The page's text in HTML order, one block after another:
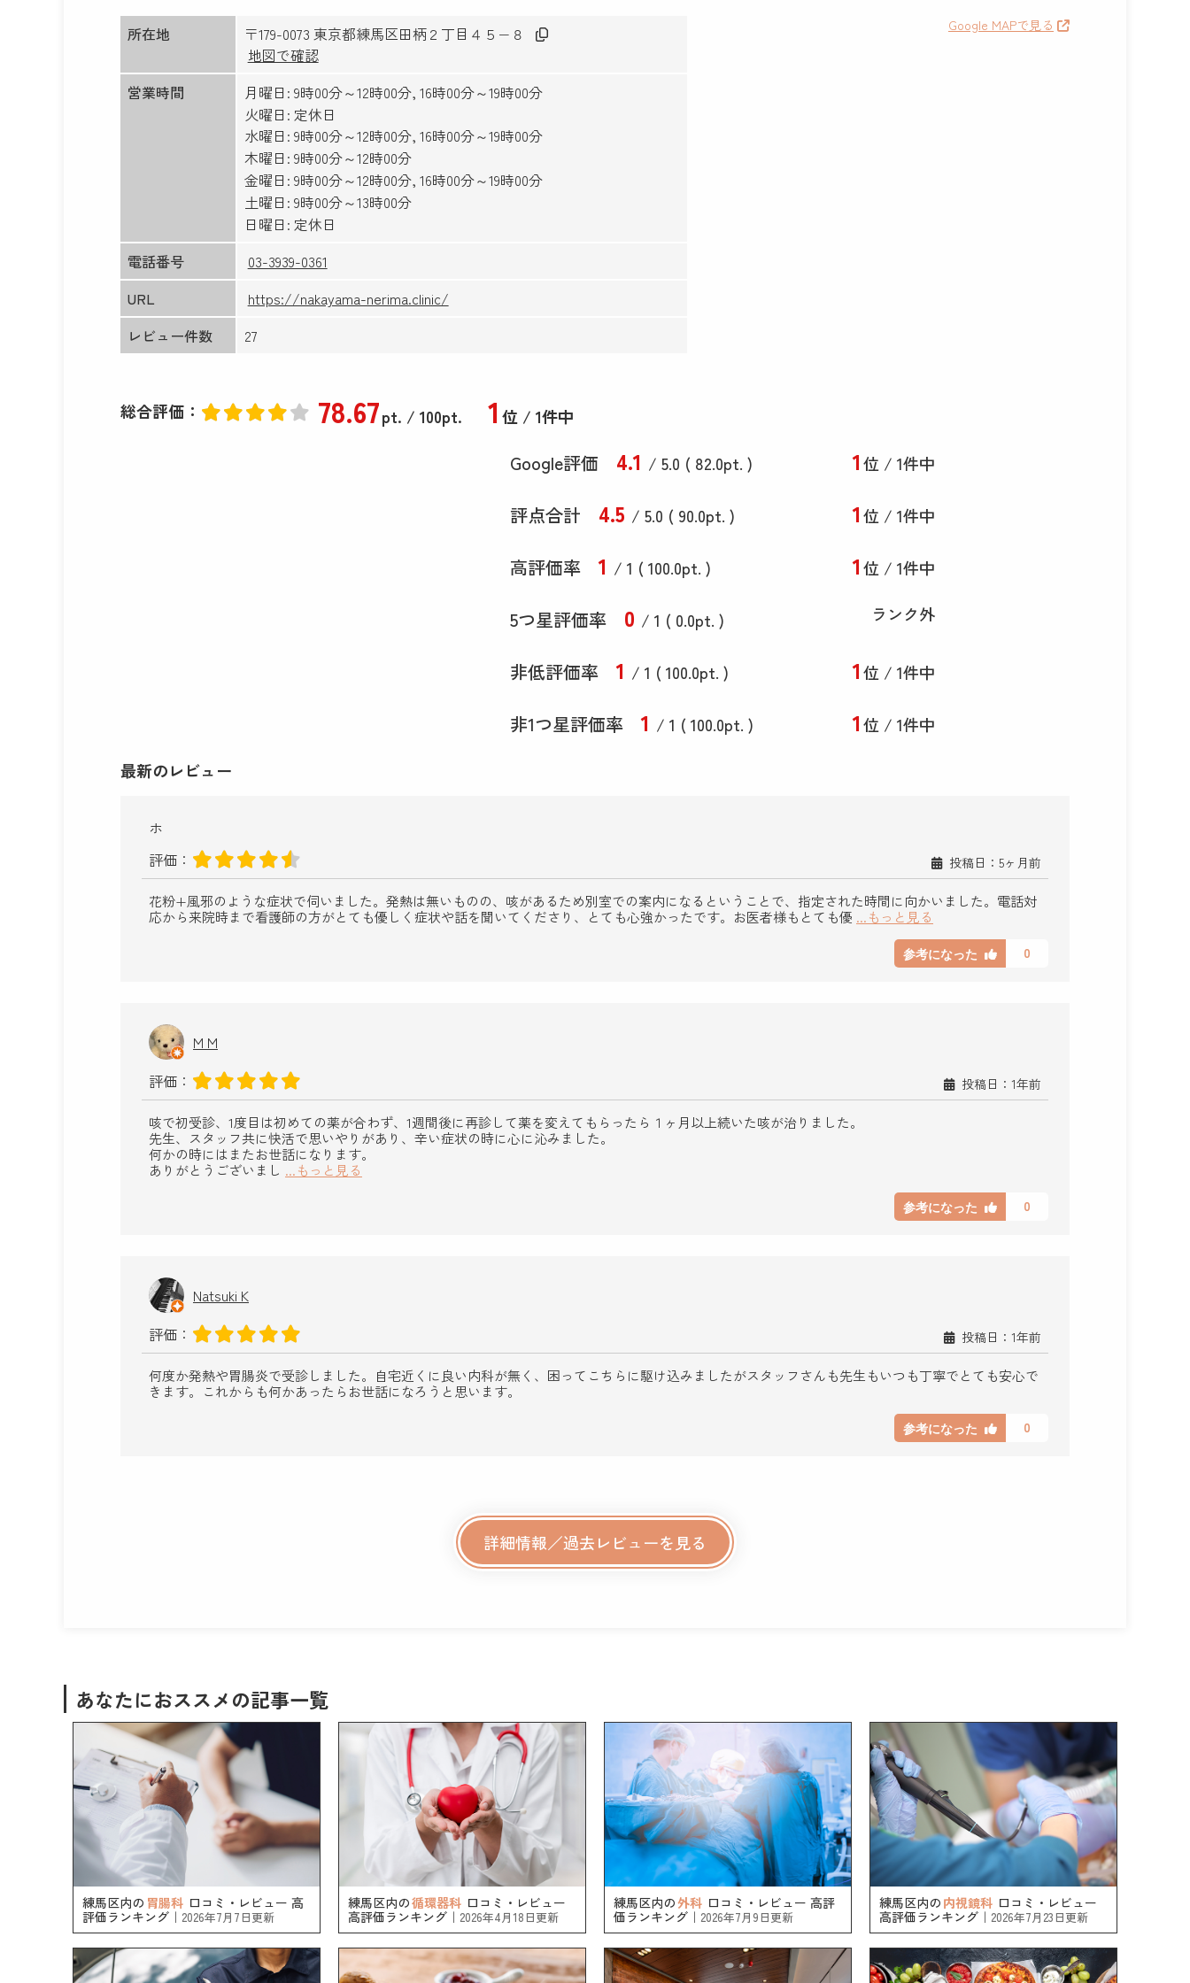
所在地
〒179-0073 東京都練馬区田柄２丁目４５−８
地図で確認
営業時間
月曜日: 9時00分～12時00分, 16時00分～19時00分
火曜日: 定休日
水曜日: 9時00分～12時00分, 16時00分～19時00分
木曜日: 9時00分～12時00分
金曜日: 9時00分～12時00分, 16時00分～19時00分
土曜日: 9時00分～13時00分
日曜日: 定休日
電話番号
03-3939-0361
URL
https://nakayama-nerima.clinic/
レビュー件数
27
Google MAPで見る
総合評価： 78.67pt. / 100pt. 1 位 / 1件中
Google評価 4.1 / 5.0 ( 82.0pt. ) 1位 / 1件中
評点合計 4.5 / 5.0 ( 90.0pt. ) 1位 / 1件中
高評価率 1 / 1 ( 100.0pt. ) 1位 / 1件中
5つ星評価率 0 / 1 ( 0.0pt. ) ランク外
非低評価率 1 / 1 ( 100.0pt. ) 1位 / 1件中
非1つ星評価率 1 / 1 ( 100.0pt. ) 1位 / 1件中
最新のレビュー
ホ
評価：
投稿日：5ヶ月前
花粉+風邪のような症状で伺いました。発熱は無いものの、咳があるため別室での案内になるということで、指定された時間に向かいました。電話対
応から来院時まで看護師の方がとても優しく症状や話を聞いてくださり、とても心強かったです。お医者様もとても優 ...もっと見る
参考になった 0
M M
評価：
投稿日：1年前
咳で初受診、1度目は初めての薬が合わず、1週間後に再診して薬を変えてもらったら１ヶ月以上続いた咳が治りました。
先生、スタッフ共に快活で思いやりがあり、辛い症状の時に心に沁みました。
何かの時にはまたお世話になります。
ありがとうございまし ...もっと見る
参考になった 0
Natsuki K
評価：
投稿日：1年前
何度か発熱や胃腸炎で受診しました。自宅近くに良い内科が無く、困ってこちらに駆け込みましたがスタッフさんも先生もいつも丁寧でとても安心で
きます。これからも何かあったらお世話になろうと思います。
参考になった 0
詳細情報／過去レビューを見る
あなたにおススメの記事一覧
練馬区内の 胃腸科 口コミ・レビュー 高
評価ランキング｜ 2026年7月7日更新
練馬区内の循環器科 口コミ・レビュー
高評価ランキング｜ 2026年4月18日更新
練馬区内の外科 口コミ・レビュー 高評
価ランキング｜ 2026年7月9日更新
練馬区内の 内視鏡科 口コミ・レビュー
高評価ランキング｜ 2026年7月23日更新